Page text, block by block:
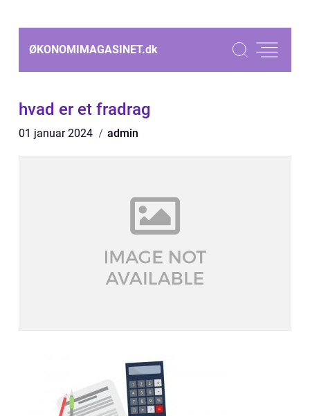
ØKONOMIMAGASINET.dk
hvad er et fradrag
01 januar 2024 admin